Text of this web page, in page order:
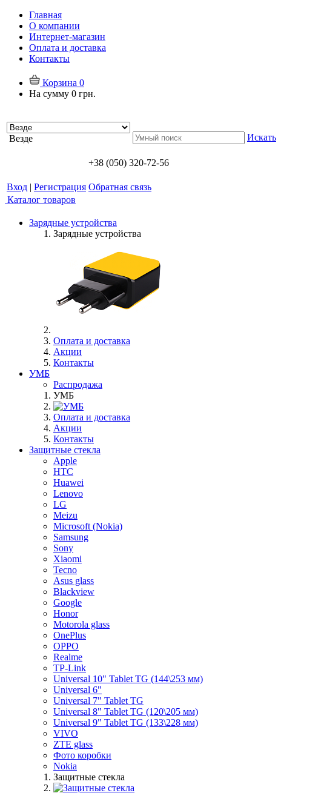
Главная
О компании
Интернет-магазин
Оплата и доставка
Контакты
Корзина 0
На сумму 0 грн.
Везде Искать
+38 (050) 320-72-56
Вход | Регистрация Обратная связь
Каталог товаров
Зарядные устройства
Зарядные устройства
Оплата и доставка
Акции
Контакты
УМБ
Распродажа
УМБ
Оплата и доставка
Акции
Контакты
Защитные стекла
Apple
HTC
Huawei
Lenovo
LG
Meizu
Microsoft (Nokia)
Samsung
Sony
Xiaomi
Tecno
Asus glass
Blackview
Google
Honor
Motorola glass
OnePlus
OPPO
Realme
TP-Link
Universal 10" Tablet TG (144\253 мм)
Universal 6"
Universal 7" Tablet TG
Universal 8" Tablet TG (120\205 мм)
Universal 9" Tablet TG (133\228 мм)
VIVO
ZTE glass
Фото коробки
Nokia
Защитные стекла